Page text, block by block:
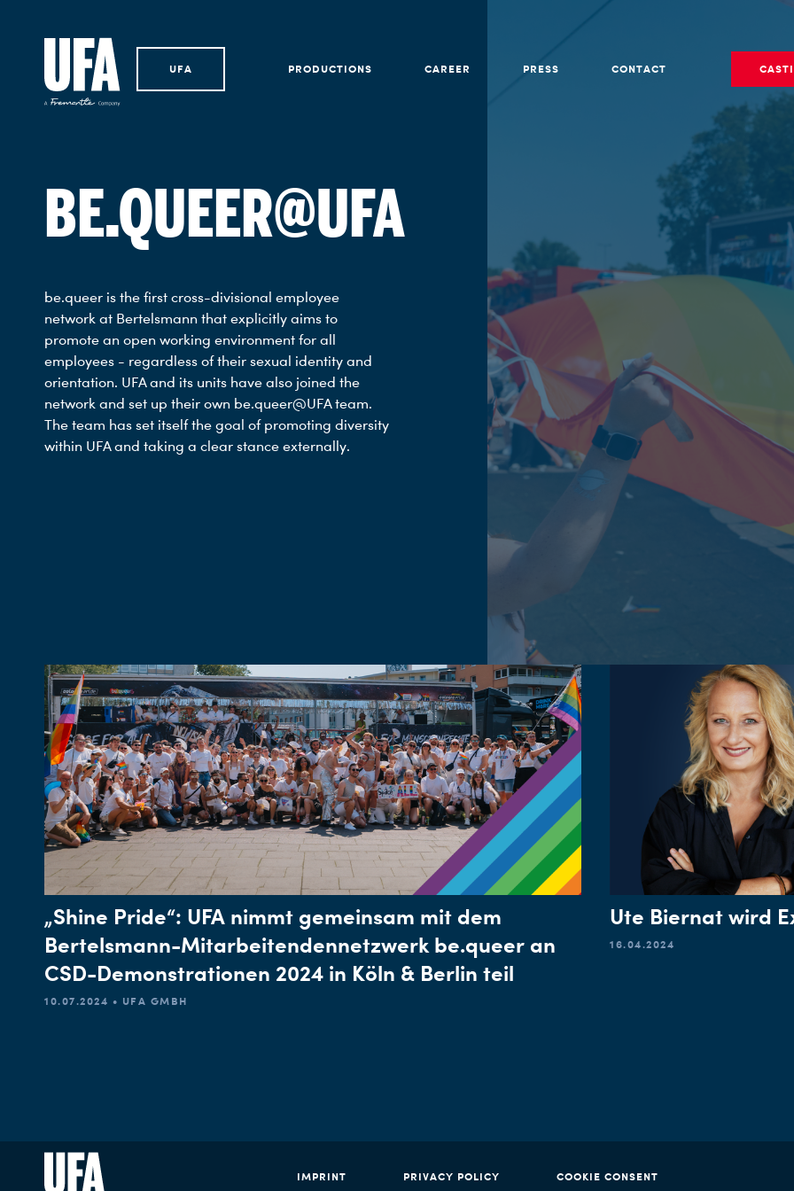
UFA PRODUCTIONS CAREER PRESS CONTACT
BE.QUEER@UFA
be.queer is the first cross-divisional employee
network at Bertelsmann that explicitly aims to
promote an open working environment for all
employees - regardless of their sexual identity and
orientation. UFA and its units have also joined the
network and set up their own be.queer@UFA team.
The team has set itself the goal of promoting diversity
within UFA and taking a clear stance externally.
„Shine Pride“: UFA nimmt gemeinsam mit dem
Bertelsmann-Mitarbeitendennetzwerk be.queer an
CSD-Demonstrationen 2024 in Köln & Berlin teil
10.07.2024 • UFA GMBH
Ute Biernat wird
16.04.2024
IMPRINT PRIVACY POLICY COOKIE CONSENT